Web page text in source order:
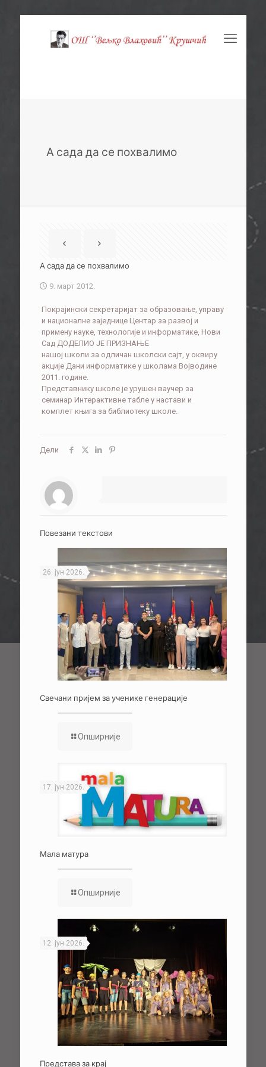
А сада да се похвалимо
А сада да се похвалимо
9. март 2012.
Покрајински секретаријат за образовање, управу
и националне заједнице Центар за развој и
примену науке, технологије и информатике, Нови
Сад ДОДЕЛИО ЈЕ ПРИЗНАЊЕ
нашој школи за одличан школски сајт, у оквиру
акције Дани информатике у школама Војводине
2011. године.
Представнику школе је урушен ваучер за
семинар Интерактивне табле у настави и
комплет књига за библиотеку школе.
Дели
Повезани текстови
26. јун 2026.
Свечани пријем за ученике генерације
Опширније
17. јун 2026.
Мала матура
Опширније
12. јун 2026.
Представа за крај